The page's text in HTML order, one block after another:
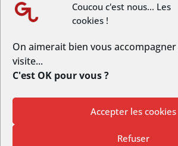
Coucou c'est nous... Les
cookies !
On aimerait bien vous
visite...
C'est OK pour vous ?
Accepter les cookies
Refuser
Article précèdent
© Copyright GrandLongwy.fr | Webmaster :